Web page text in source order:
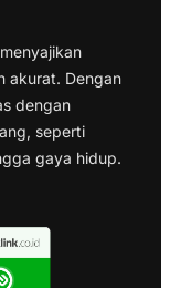
akurat. Dengan
dengan
seperti
gaya hidup.